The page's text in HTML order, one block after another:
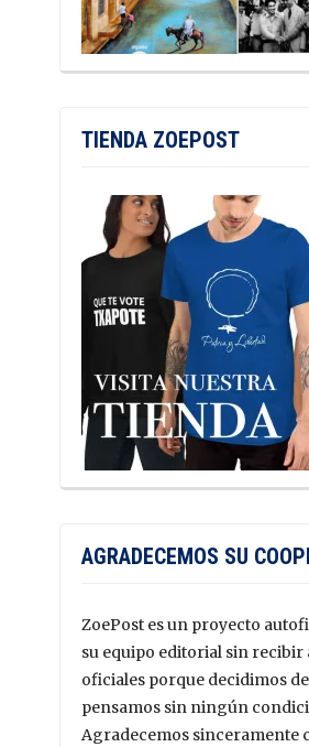
TIENDA ZOEPOST
AGRADECEMOS SU
ZoePost es un proyecto
su equipo editorial sin recibir
oficiales porque decidimos
pensamos sin ningún
Agradecemos sinceramente